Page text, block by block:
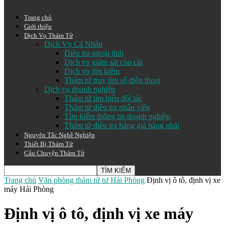
Trang chủ
Giới thiệu
Dịch Vụ Thám Tử
Dịch Vụ Cá Nhân
Điều tra ngoại tình
Dịch vụ giám sát con cái
Dịch vụ tìm kiếm
Thám tử truy tìm số điện thoại
Dịch vụ doanh nghiệp
Thám tử tìm hiểu đối tác
Thám tử điều tra nhân viên
Tìm kiếm thông tin doạnh nghiệp
Thám tử điều tra hàng giả hàng nhái
Nguyên Tắc Nghề Nghiệp
Thiết Bị Thám Tử
Câu Chuyện Thám Tử
Trang chủ Văn phòng thám tử tư Hải Phòng Định vị ô tô, định vị xe
máy Hải Phòng
Định vị ô tô, định vị xe máy